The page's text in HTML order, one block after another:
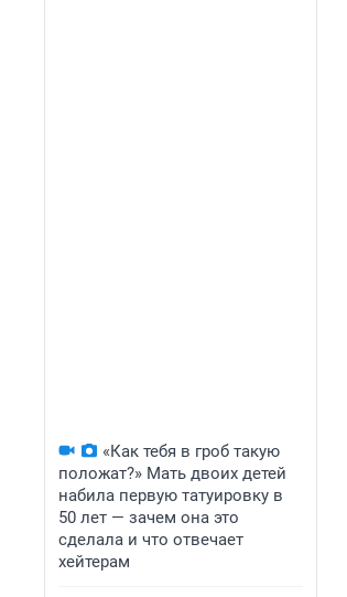
«Как тебя в гроб такую
положат?» Мать двоих детей
набила первую татуировку в
50 лет — зачем она это
сделала и что отвечает
хейтерам